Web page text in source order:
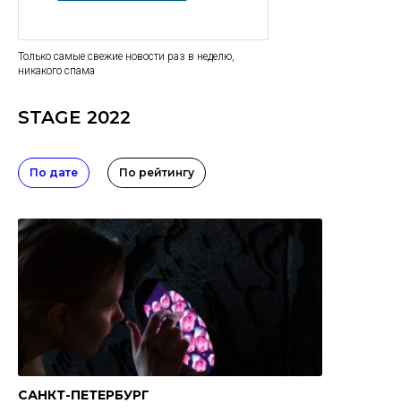
Только самые свежие новости раз в неделю,
никакого спама
STAGE 2022
По дате По рейтингу
САНКТ-ПЕТЕРБУРГ